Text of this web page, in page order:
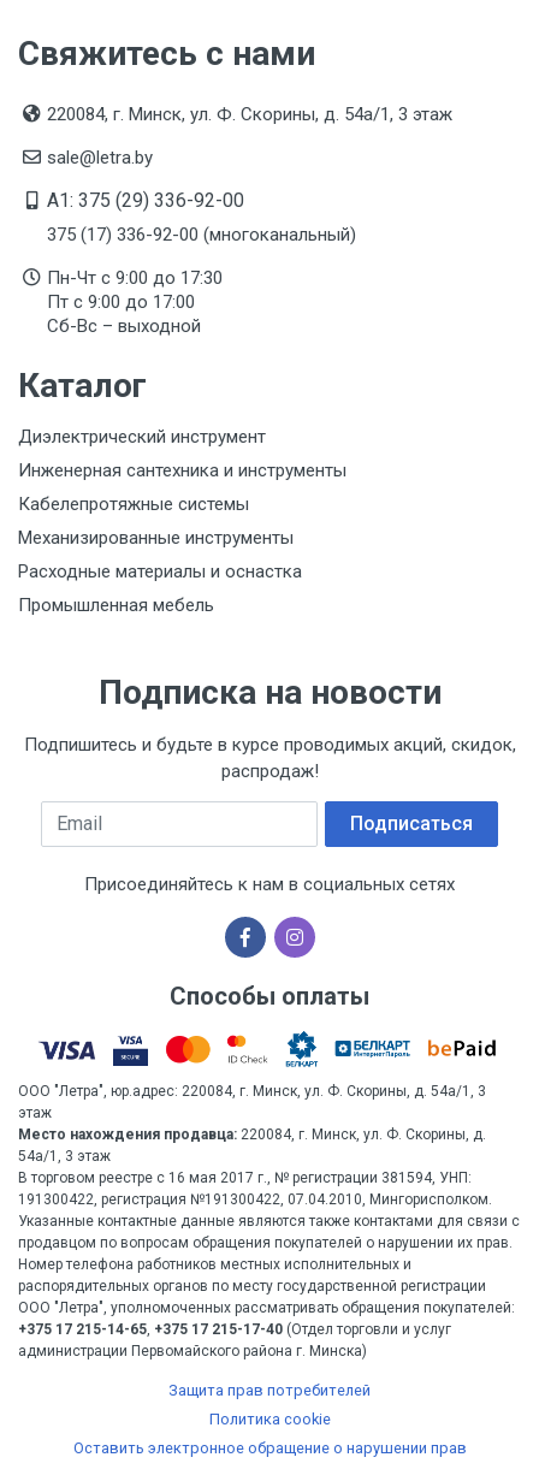
Производитель и место нахождения
Remscheid, Germany
Страна производства
ГЕРМАНИЯ
Указан на упаковке / в паспорте товара
Дата изготовления
Указан на упаковке / в паспорте товара
Подтверждение соответствия
регламентов ТР ТС (ЕАЭС). Сведения о номере
сертификата/декларации соответствия содержатся
предоставляются по запросу покупателя
Свяжитесь с нами
220084, г. Минск, ул. Ф. Скорины, д. 54а/1, 3 этаж
sale@letra.by
A1: 375 (29) 336-92-00
375 (17) 336-92-00 (многоканальный)
Пн-Чт с 9:00 до 17:30
Пт с 9:00 до 17:00
Сб-Вс – выходной
Каталог
Диэлектрический инструмент
Инженерная сантехника и инструменты
Кабелепротяжные системы
Механизированные инструменты
Расходные материалы и оснастка
Промышленная мебель
Подписка на новости
Подпишитесь и будьте в курсе проводимых акций, скидок,
распродаж!
Email Подписаться
Присоединяйтесь к нам в социальных сетях
Способы оплаты
ООО "Летра", юр.адрес: 220084, г. Минск, ул. Ф. Скорины, д. 54а/1, 3
этаж
Место нахождения продавца: 220084, г. Минск, ул. Ф. Скорины, д.
54а/1, 3 этаж
В торговом реестре с 16 мая 2017 г., № регистрации 381594, УНП:
191300422, регистрация №191300422, 07.04.2010, Мингорисполком.
Указанные контактные данные являются также контактами для связи с
продавцом по вопросам обращения покупателей о нарушении их прав.
Номер телефона работников местных исполнительных и
распорядительных органов по месту государственной регистрации
ООО "Летра", уполномоченных рассматривать обращения покупателей:
+375 17 215-14-65, +375 17 215-17-40 (Отдел торговли и услуг
администрации Первомайского района г. Минска)
Защита прав потребителей
Политика cookie
Оставить электронное обращение о нарушении прав